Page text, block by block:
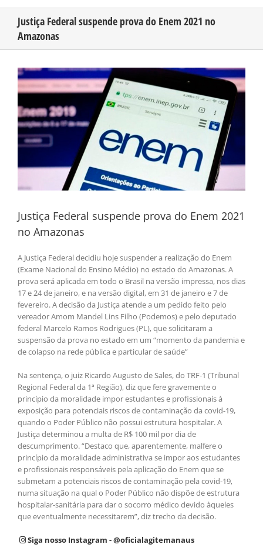
CONHEÇA O AMAZONAS
PUBLICIDADE
CONTATO
Justiça Federal suspende prova do Enem 2021 no
Amazonas
View
Larger
Image
Justiça Federal suspende prova do Enem 2021
no Amazonas
A Justiça Federal decidiu hoje suspender a realização do Enem
(Exame Nacional do Ensino Médio) no estado do Amazonas. A
prova será aplicada em todo o Brasil na versão impressa, nos dias
17 e 24 de janeiro, e na versão digital, em 31 de janeiro e 7 de
fevereiro. A decisão da Justiça atende a um pedido feito pelo
vereador Amom Mandel Lins Filho (Podemos) e pelo deputado
federal Marcelo Ramos Rodrigues (PL), que solicitaram a
suspensão da prova no estado em um “momento da pandemia e
de colapso na rede pública e particular de saúde”
Na sentença, o juiz Ricardo Augusto de Sales, do TRF-1 (Tribunal
Regional Federal da 1ª Região), diz que fere gravemente o
princípio da moralidade impor estudantes e profissionais à
exposição para potenciais riscos de contaminação da covid-19,
quando o Poder Público não possui estrutura hospitalar. A
Justiça determinou a multa de R$ 100 mil por dia de
descumprimento. “Destaco que, aparentemente, malfere o
princípio da moralidade administrativa se impor aos estudantes
e profissionais responsáveis pela aplicação do Enem que se
submetam a potenciais riscos de contaminação pela covid-19,
numa situação na qual o Poder Público não dispõe de estrutura
hospitalar-sanitária para dar o socorro médico devido àqueles
que eventualmente necessitarem”, diz trecho da decisão.
Siga nosso Instagram - @oficialagitemanaus